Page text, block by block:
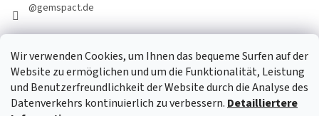
Wir verwenden Cookies, um Ihnen das bequeme Surfen auf der
Website zu ermöglichen und um die Funktionalität, Leistung
und Benutzerfreundlichkeit der Website durch die Analyse des
Datenverkehrs kontinuierlich zu verbessern. Detailliertere
@gemspact.de
KONTAKTFORMULAR